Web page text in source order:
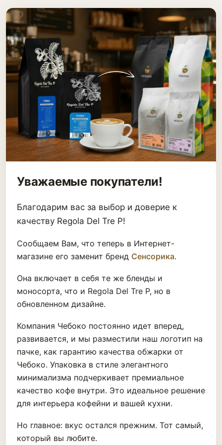
Уважаемые покупатели!
Благодарим вас за выбор и доверие к
качеству Regola Del Tre P!
Сообщаем Вам, что теперь в Интернет-
магазине его заменит бренд Сенсорика.
Она включает в себя те же бленды и
моносорта, что и Regola Del Tre P, но в
обновленном дизайне.
Компания Чебоко постоянно идет вперед,
развивается, и мы разместили наш логотип на
пачке, как гарантию качества обжарки от
Чебоко. Упаковка в стиле элегантного
минимализма подчеркивает премиальное
качество кофе внутри. Это идеальное решение
для интерьера кофейни и вашей кухни.
Но главное: вкус остался прежним. Тот самый,
который вы любите.